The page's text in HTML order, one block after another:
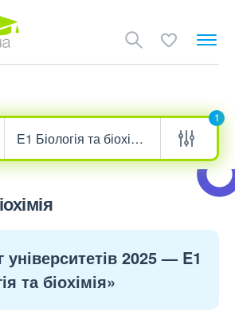
1
університетів 2025 — E1
та біохімія»